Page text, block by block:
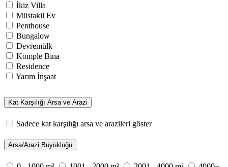
İkiz Villa
Müstakil Ev
Penthouse
Bungalow
Devremülk
Komple Bina
Residence
Yarım İnşaat
Kat Karşılığı Arsa ve Arazi
Sadece kat karşılığı arsa ve arazileri göster
Arsa/Arazi Büyüklüğü